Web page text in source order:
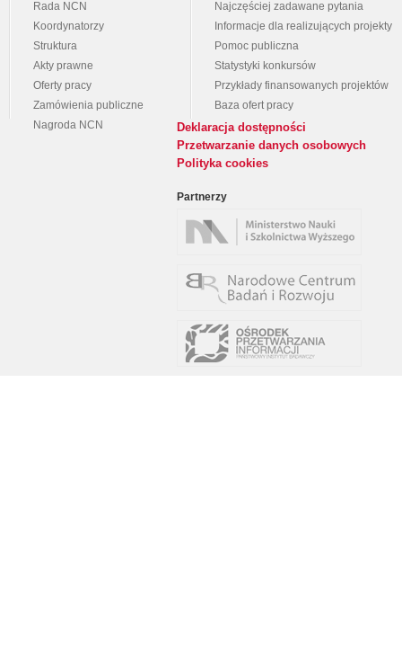
Rada NCN
Koordynatorzy
Struktura
Akty prawne
Oferty pracy
Zamówienia publiczne
Nagroda NCN
Najczęściej zadawane pytania
Informacje dla realizujących projekty
Pomoc publiczna
Statystyki konkursów
Przykłady finansowanych projektów
Baza ofert pracy
Deklaracja dostępności
Przetwarzanie danych osobowych
Polityka cookies
Partnerzy